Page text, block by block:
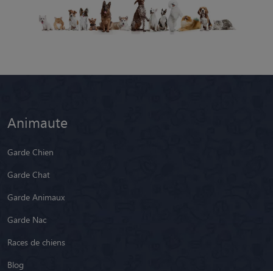
Animaute
Garde Chien
Garde Chat
Garde Animaux
Garde Nac
Races de chiens
Blog